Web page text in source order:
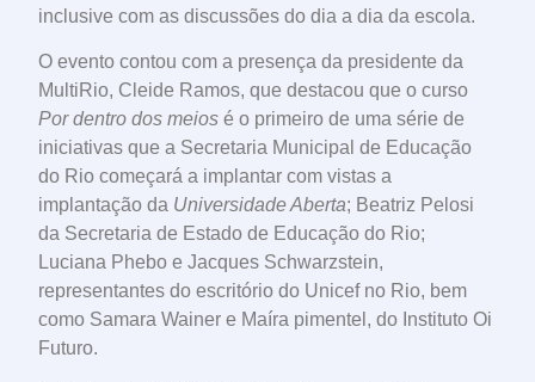
inclusive com as discussões do dia a dia da escola.
O evento contou com a presença da presidente da
MultiRio, Cleide Ramos, que destacou que o curso
Por dentro dos meios é o primeiro de uma série de
iniciativas que a Secretaria Municipal de Educação
do Rio começará a implantar com vistas a
implantação da Universidade Aberta; Beatriz Pelosi
da Secretaria de Estado de Educação do Rio;
Luciana Phebo e Jacques Schwarzstein,
representantes do escritório do Unicef no Rio, bem
como Samara Wainer e Maíra pimentel, do Instituto Oi
Futuro.